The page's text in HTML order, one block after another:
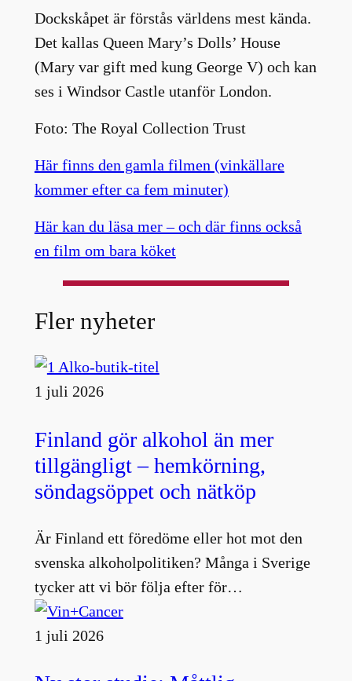
Dockskåpet är förstås världens mest kända.
Det kallas Queen Mary’s Dolls’ House
(Mary var gift med kung George V) och kan
ses i Windsor Castle utanför London.
Foto: The Royal Collection Trust
Här finns den gamla filmen (vinkällare
kommer efter ca fem minuter)
Här kan du läsa mer – och där finns också
en film om bara köket
Fler nyheter
1 juli 2026
Finland gör alkohol än mer
tillgängligt – hemkörning,
söndagsöppet och nätköp
Är Finland ett föredöme eller hot mot den
svenska alkoholpolitiken? Många i Sverige
tycker att vi bör följa efter för…
1 juli 2026